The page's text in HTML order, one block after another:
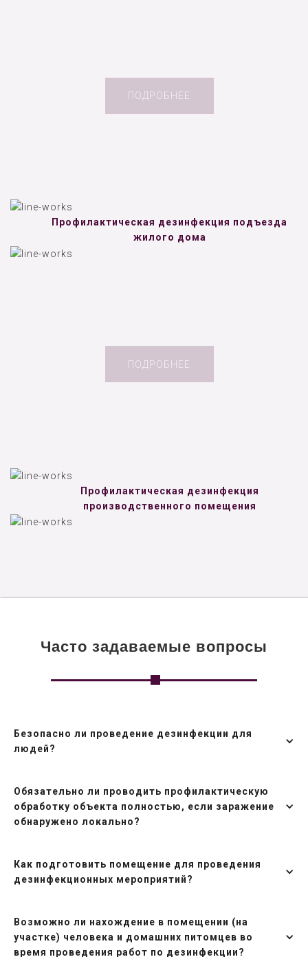
ПОДРОБНЕЕ
Профилактическая дезинфекция подъезда
жилого дома
ПОДРОБНЕЕ
Профилактическая дезинфекция
производственного помещения
Часто задаваемые вопросы
Безопасно ли проведение дезинфекции для
людей?
Обязательно ли проводить профилактическую
обработку объекта полностью, если заражение
обнаружено локально?
Как подготовить помещение для проведения
дезинфекционных мероприятий?
Возможно ли нахождение в помещении (на
участке) человека и домашних питомцев во
время проведения работ по дезинфекции?